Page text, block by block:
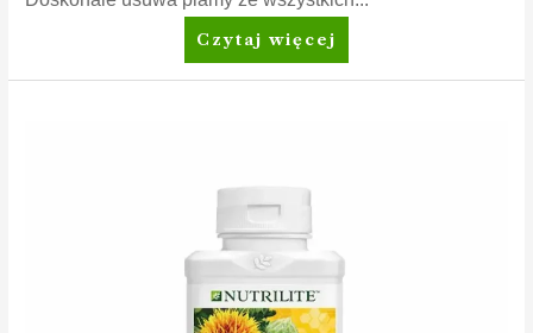
Amway
Home™
przed
praniem
Czytaj więcej